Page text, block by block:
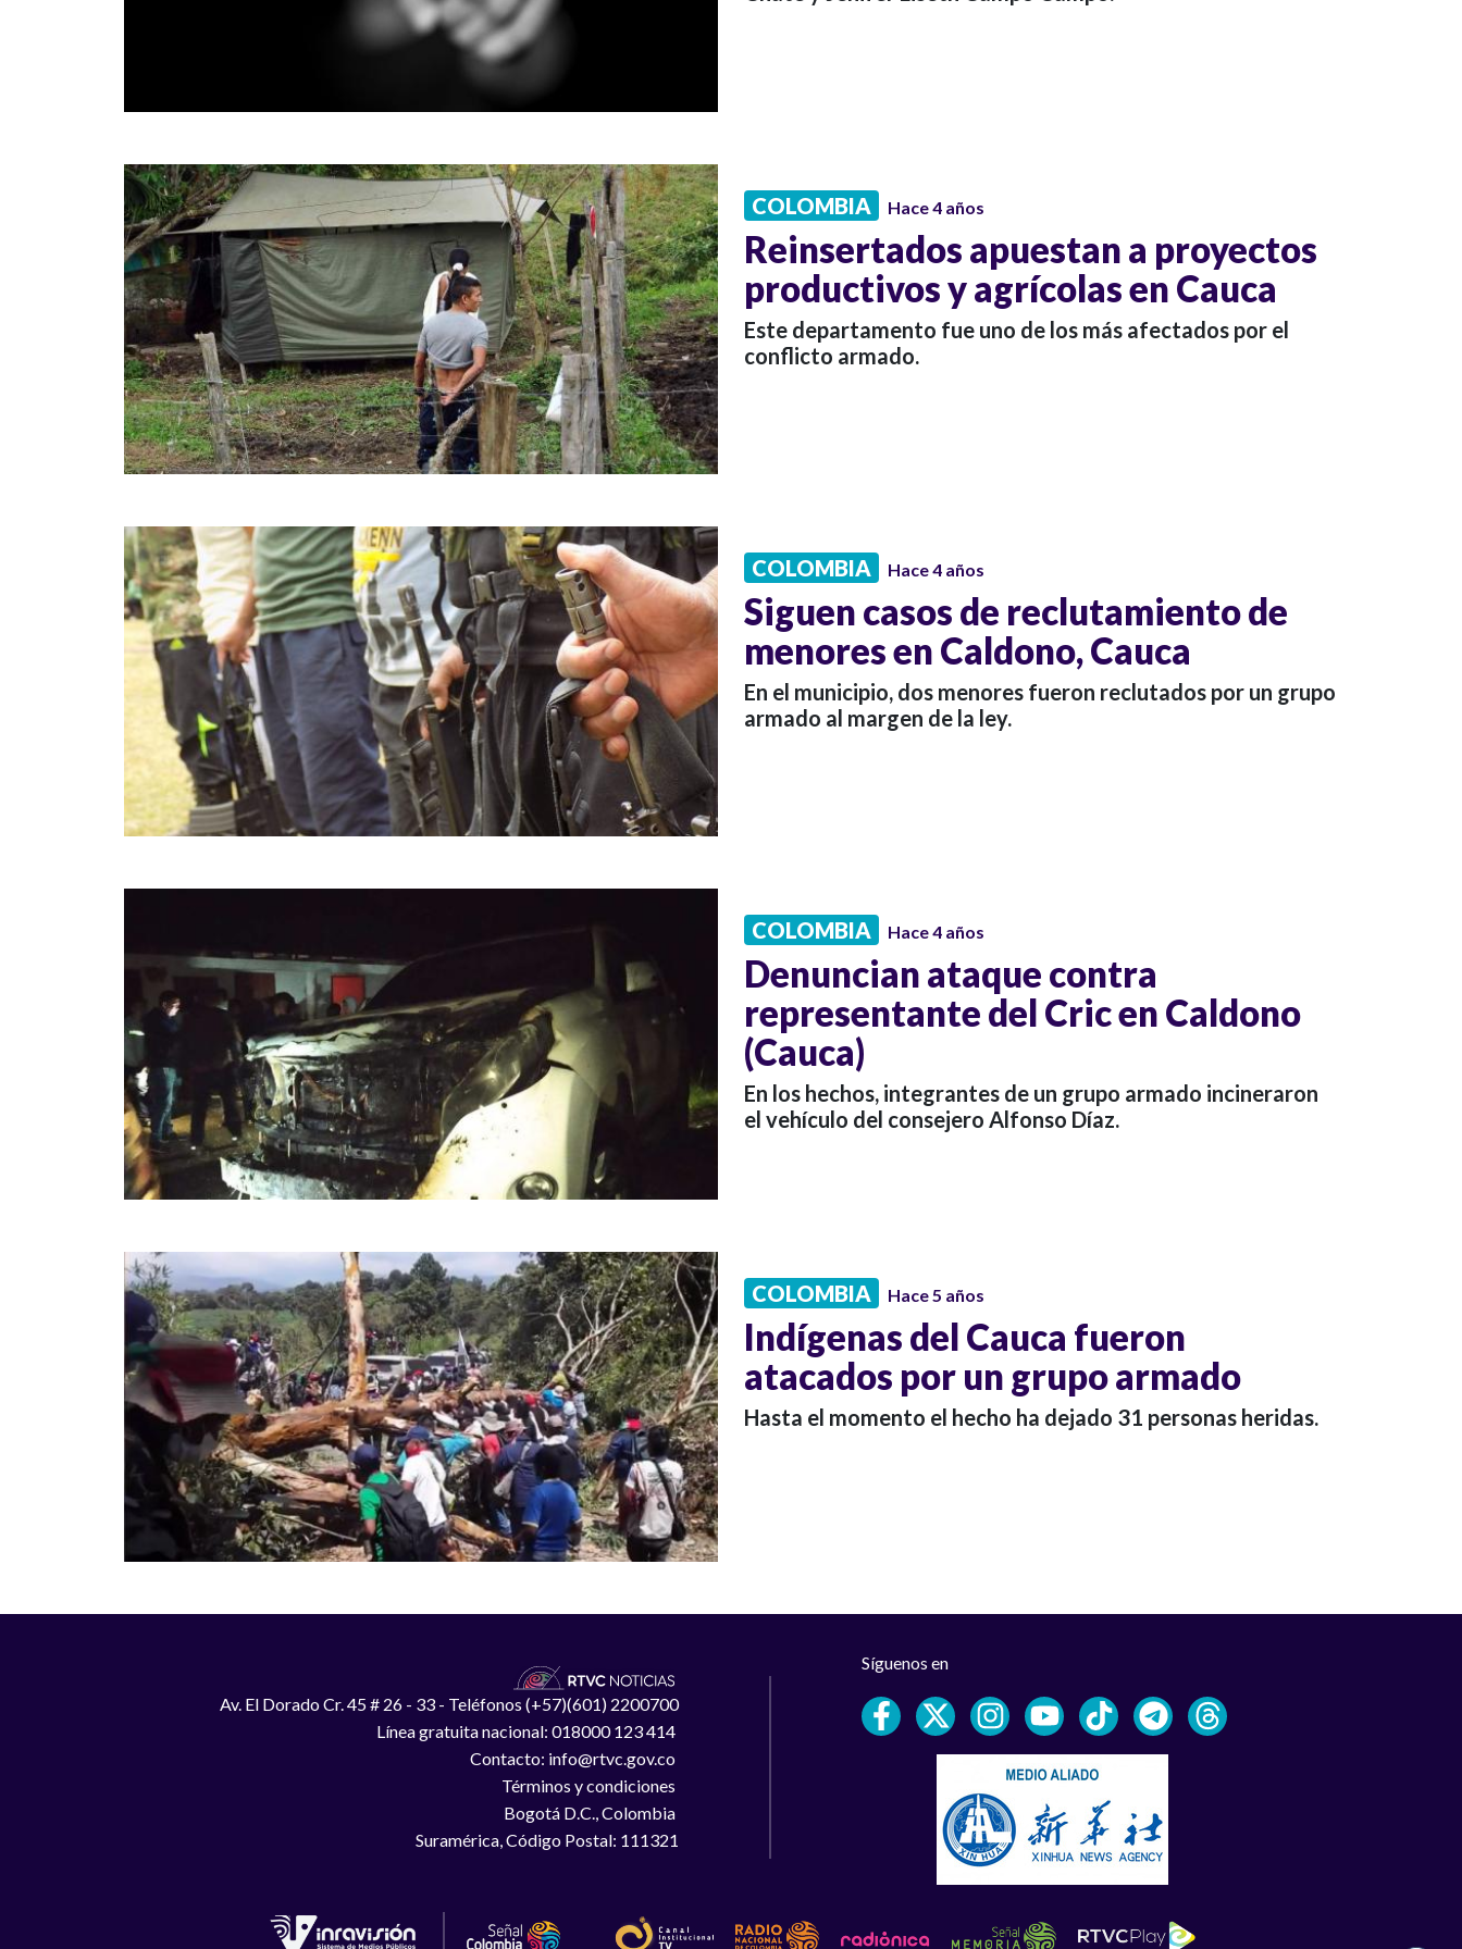
COLOMBIA Hace 4 años
Reinsertados apuestan a proyectos
productivos y agrícolas en Cauca
Este departamento fue uno de los más afectados por el
conflicto armado.
COLOMBIA Hace 4 años
Siguen casos de reclutamiento de
menores en Caldono, Cauca
En el municipio, dos menores fueron reclutados por un grupo
armado al margen de la ley.
COLOMBIA Hace 4 años
Denuncian ataque contra
representante del Cric en Caldono
(Cauca)
En los hechos, integrantes de un grupo armado incineraron
el vehículo del consejero Alfonso Díaz.
COLOMBIA Hace 5 años
Indígenas del Cauca fueron
atacados por un grupo armado
Hasta el momento el hecho ha dejado 31 personas heridas.
Av. El Dorado Cr. 45 # 26 - 33 - Teléfonos (+57)(601) 2200700
Línea gratuita nacional: 018000 123 414
Contacto: info@rtvc.gov.co
Términos y condiciones
Bogotá D.C., Colombia
Suramérica, Código Postal: 111321
Síguenos en